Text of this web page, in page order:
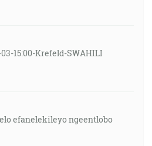
15:00-Krefeld-SWAHILI
efanelekileyo ngeentlobo